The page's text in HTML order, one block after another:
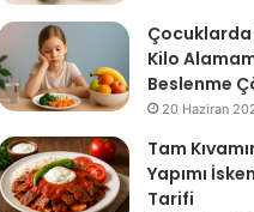
Çocuklarda
Kilo
Beslenme
20 Haziran
Tam
Yapımı
Tarifi